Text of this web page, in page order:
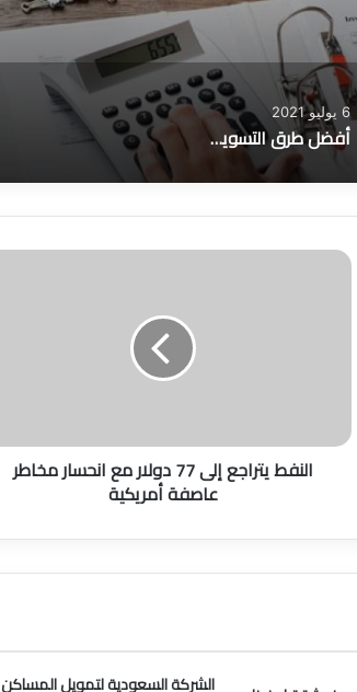
6 يوليو 2021
أفضل طرق التسويق وأهم 6 أنواع منها
ا
ا
ل
و
النفط يتراجع إلى 77 دولار مع انحسار مخاطر
عاصفة أمريكية
الشركة السعودية لتمويل المساكن